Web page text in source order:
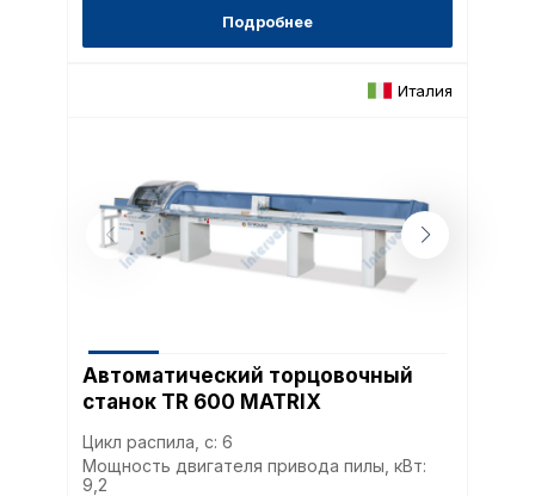
Подробнее
Италия
Автоматический торцовочный
станок TR 600 MATRIX
Цикл распила, с: 6
Мощность двигателя привода пилы, кВт:
9,2